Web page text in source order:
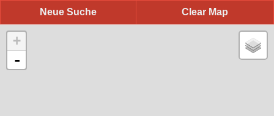
Clear Map
Neue Suche
+
-